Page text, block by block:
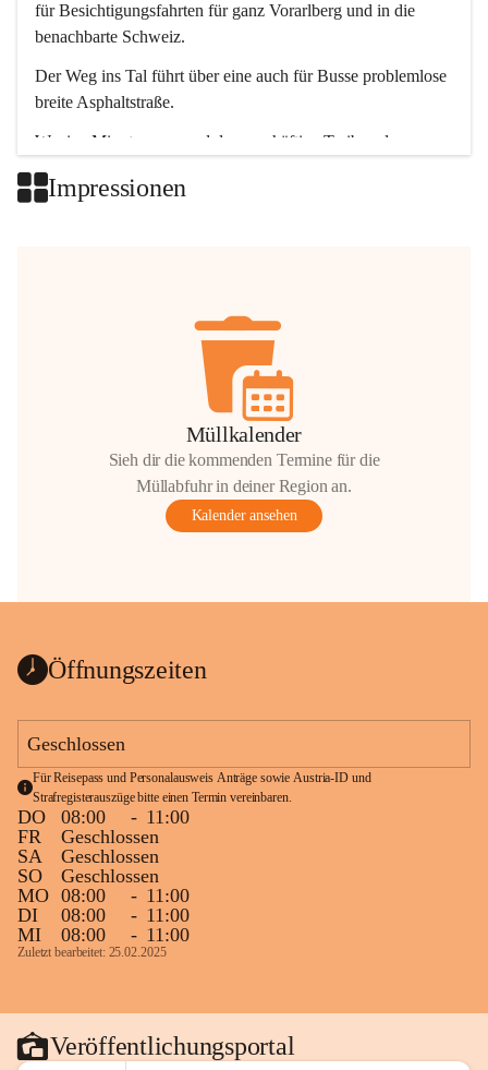
für Besichtigungsfahrten für ganz Vorarlberg und in die
benachbarte Schweiz.
Der Weg ins Tal führt über eine auch für Busse problemlose
breite Asphaltstraße.
Wenige Minuten nur, und das geschäftige Treiben der
Impressionen
Müllkalender
Sieh dir die kommenden Termine für die
Müllabfuhr in deiner Region an.
Kalender ansehen
Öffnungszeiten
Geschlossen
Für Reisepass und Personalausweis Anträge sowie Austria-ID und
Strafregisterauszüge bitte einen Termin vereinbaren.
DO 08:00 - 11:00
FR
Geschlossen
SA
Geschlossen
SO
Geschlossen
MO 08:00 - 11:00
DI
08:00 - 11:00
MI
08:00 - 11:00
Zuletzt bearbeitet: 25.02.2025
Veröffentlichungsportal